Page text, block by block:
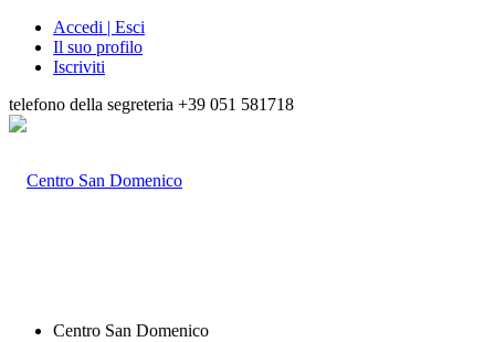
Accedi | Esci
Il suo profilo
Iscriviti
telefono della segreteria +39 051 581718
Centro San Domenico